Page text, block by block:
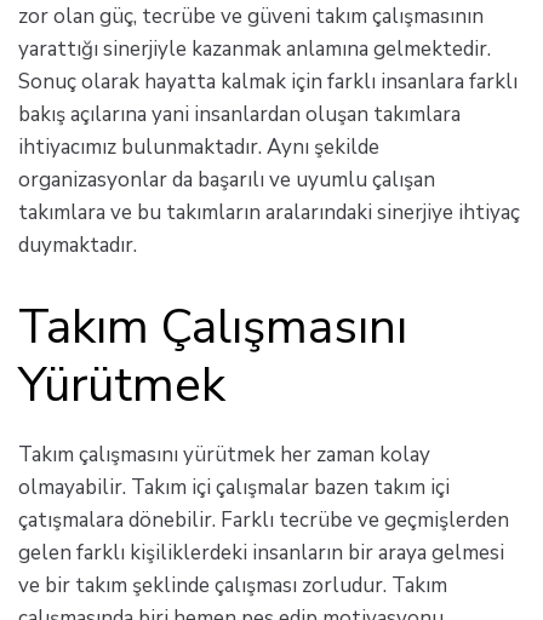
zor olan güç, tecrübe ve güveni takım çalışmasının
yarattığı sinerjiyle kazanmak anlamına gelmektedir.
Sonuç olarak hayatta kalmak için farklı insanlara farklı
bakış açılarına yani insanlardan oluşan takımlara
ihtiyacımız bulunmaktadır. Aynı şekilde
organizasyonlar da başarılı ve uyumlu çalışan
takımlara ve bu takımların aralarındaki sinerjiye ihtiyaç
duymaktadır.
Takım Çalışmasını
Yürütmek
Takım çalışmasını yürütmek her zaman kolay
olmayabilir. Takım içi çalışmalar bazen takım içi
çatışmalara dönebilir. Farklı tecrübe ve geçmişlerden
gelen farklı kişiliklerdeki insanların bir araya gelmesi
ve bir takım şeklinde çalışması zorludur. Takım